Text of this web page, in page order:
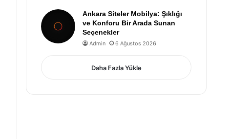
Ankara Siteler Mobilya: Şıklığı
ve Konforu Bir Arada Sunan
Seçenekler
Admin 6 Ağustos 2026
Daha Fazla Yükle